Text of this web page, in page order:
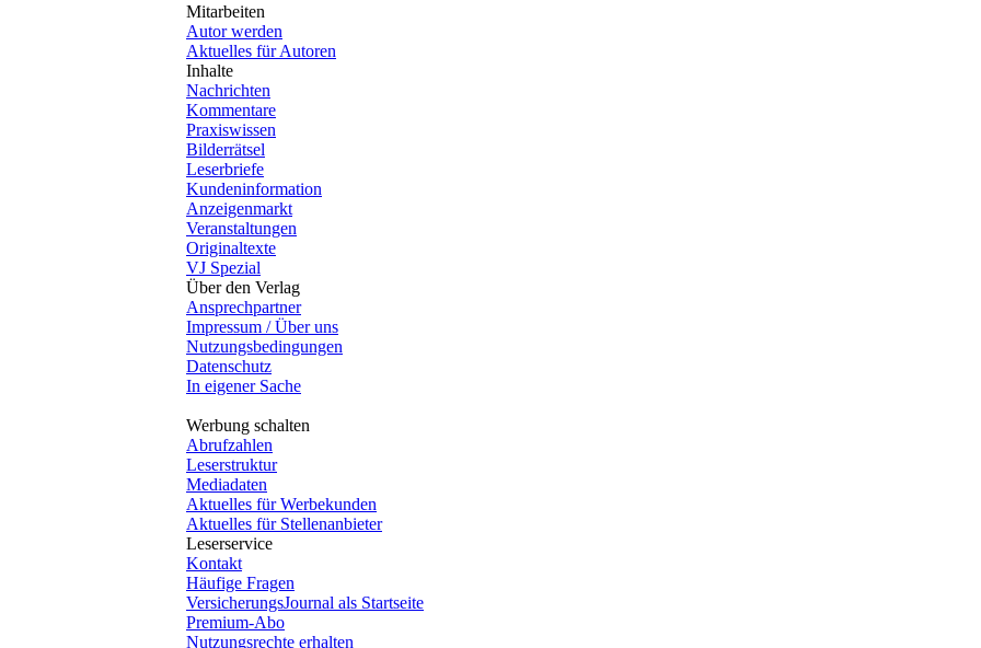
Mitarbeiten
Autor werden
Aktuelles für Autoren
Inhalte
Nachrichten
Kommentare
Praxiswissen
Bilderrätsel
Leserbriefe
Kundeninformation
Anzeigenmarkt
Veranstaltungen
Originaltexte
VJ Spezial
Über den Verlag
Ansprechpartner
Impressum / Über uns
Nutzungsbedingungen
Datenschutz
In eigener Sache
Werbung schalten
Abrufzahlen
Leserstruktur
Mediadaten
Aktuelles für Werbekunden
Aktuelles für Stellenanbieter
Leserservice
Kontakt
Häufige Fragen
VersicherungsJournal als Startseite
Premium-Abo
Nutzungsrechte erhalten